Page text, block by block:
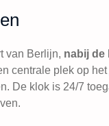
van Berlijn, nabij de
centrale plek op het
De klok is 24/7